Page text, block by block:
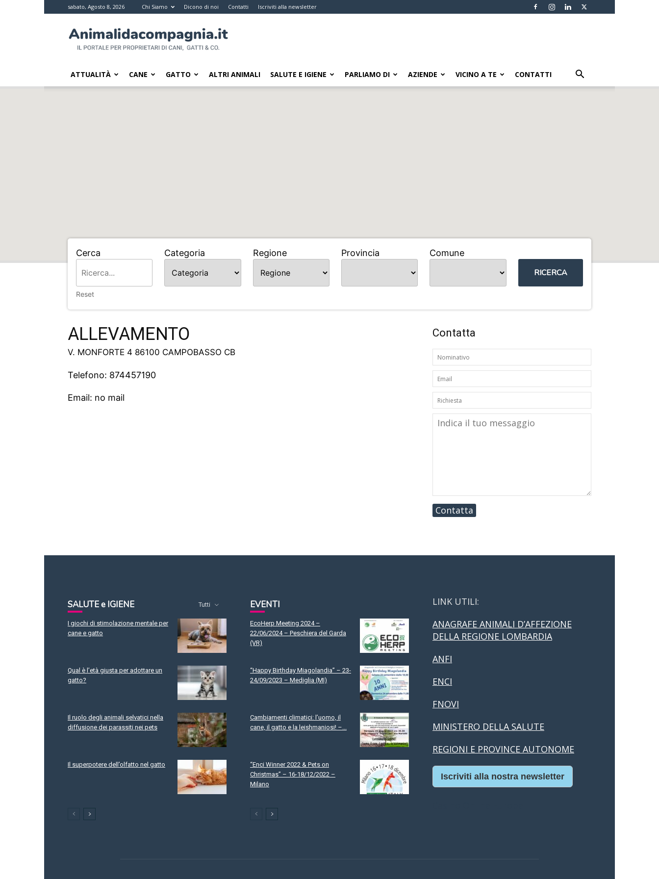
sabato, Agosto 8, 2026 Chi Siamo Dicono di noi Contatti Iscriviti alla newsletter
da
compagnia
Il
ATTUALITÀ CANE GATTO ALTRI ANIMALI SALUTE E IGIENE PARLIAMO DI AZIENDE VICINO A TE CONTATTI
Cerca Categoria Regione Provincia Comune
RICERCA
Reset
Home ALLEVAMENTO
ALLEVAMENTO
V. MONFORTE 4 86100 CAMPOBASSO CB
Telefono: 874457190
Email: no mail
Contatta
Contatta
SALUTE e IGIENE Tutti
I giochi di stimolazione mentale per
cane e gatto
Qual è l’età giusta per adottare un
gatto?
Il ruolo degli animali selvatici nella
diffusione dei parassiti nei pets
Il superpotere dell’olfatto nel gatto
EVENTI
EcoHerp Meeting 2024 –
22/06/2024 – Peschiera del Garda
(VR)
“Happy Birthday Miagolandia” – 23-
24/09/2023 – Mediglia (MI)
Cambiamenti climatici: l’uomo, il
cane, il gatto e la leishmaniosi! –...
“Enci Winner 2022 & Pets on
Christmas” – 16-18/12/2022 –
Milano
LINK UTILI:
ANAGRAFE ANIMALI D’AFFEZIONE
DELLA REGIONE LOMBARDIA
ANFI
ENCI
FNOVI
MINISTERO DELLA SALUTE
REGIONI E PROVINCE AUTONOME
Iscriviti alla nostra newsletter